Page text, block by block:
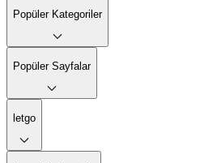
Popüler Kategoriler
Popüler Sayfalar
letgo